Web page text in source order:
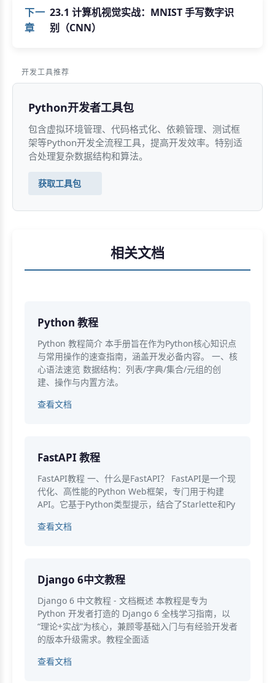
下一
章
23.1 计算机视觉实战：MNIST 手写数字识
别（CNN）
开发工具推荐
Python开发者工具包
包含虚拟环境管理、代码格式化、依赖管理、测试框
架等Python开发全流程工具，提高开发效率。特别适
合处理复杂数据结构和算法。
获取工具包
相关文档
Python 教程
Python 教程简介 本手册旨在作为Python核心知识点
与常用操作的速查指南，涵盖开发必备内容。 一、核
心语法速览 数据结构：列表/字典/集合/元组的创
建、操作与内置方法。
查看文档
FastAPI 教程
FastAPI教程 一、什么是FastAPI？ FastAPI是一个现
代化、高性能的Python Web框架，专门用于构建
API。它基于Python类型提示，结合了Starlette和Py
查看文档
Django 6中文教程
Django 6 中文教程 - 文档概述 本教程是专为
Python 开发者打造的 Django 6 全栈学习指南，以
“理论+实战”为核心，兼顾零基础入门与有经验开发者
的版本升级需求。教程全面适
查看文档